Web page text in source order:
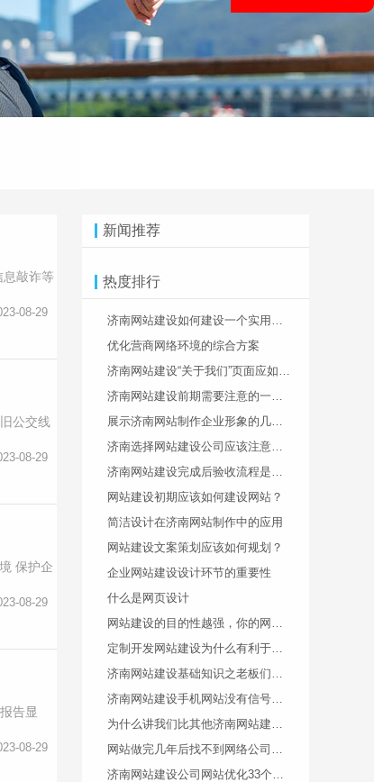
息敲诈等
08-29
公交线
08-29
保护企
08-29
告显
08-29
新闻推荐
热度排行
济南网站建设如何建设一个实用性强的网站
优化营商网络环境的综合方案
济南网站建设“关于我们”页面应如何设计处理
济南网站建设前期需要注意的一些事情
展示济南网站制作企业形象的几种方法
济南选择网站建设公司应该注意什么？
济南网站建设完成后验收流程是什么样的
网站建设初期应该如何建设网站？
简洁设计在济南网站制作中的应用
网站建设文案策划应该如何规划？
企业网站建设设计环节的重要性
什么是网页设计
网站建设的目的性越强，你的网站的发光点就越完善
定制开发网站建设为什么有利于优化
济南网站建设基础知识之老板们应该注意哪些？
济南网站建设手机网站没有信号页面设计思路
为什么讲我们比其他济南网站建设公司做的好？
网站做完几年后找不到网络公司的人了怎么办？
济南网站建设公司网站优化33个关键词是怎么做到的？